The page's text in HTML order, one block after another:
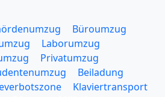
Büroumzug
Laborumzug
Privatumzug
Beiladung
Klaviertransport